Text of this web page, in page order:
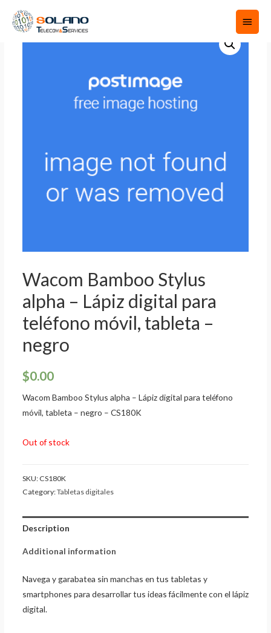
Wacom Bamboo Stylus
alpha – Lápiz digital para
teléfono móvil, tableta –
negro
$0.00
Wacom Bamboo Stylus alpha – Lápiz digital para teléfono
móvil, tableta – negro – CS180K
Out of stock
SKU: CS180K
Category:Tabletas digitales
Description
Additional information
Navega y garabatea sin manchas en tus tabletas y
smartphones para desarrollar tus ideas fácilmente con el lápiz
digital.